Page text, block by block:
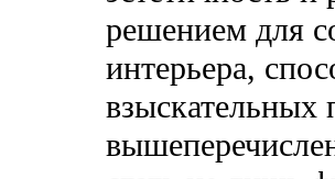
решением для
интерьера,
взыскательных